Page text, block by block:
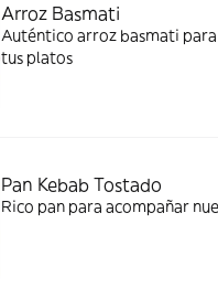
Arroz Basmati
Auténtico arroz basmati
tus platos
Pan Kebab Tostado
Rico pan para acompañar